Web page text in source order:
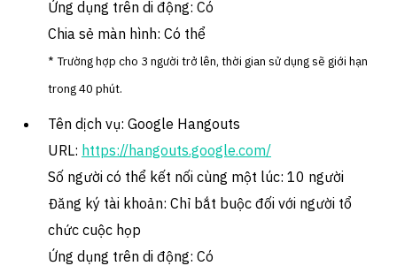
Ứng dụng trên di động: Có
Chia sẻ màn hình: Có thể
* Trường hợp cho 3 người trở lên, thời gian sử dụng sẽ giới hạn
trong 40 phút.
Tên dịch vụ: Google Hangouts
URL: https://hangouts.google.com/
Số người có thể kết nối cùng một lúc: 10 người
Đăng ký tài khoản: Chỉ bắt buộc đối với người tổ
chức cuộc họp
Ứng dụng trên di động: Có